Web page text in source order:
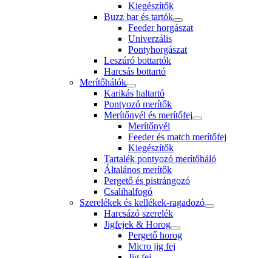
Kiegészítők
Buzz bar és tartók
Feeder horgászat
Univerzális
Pontyhorgászat
Leszúró bottartók
Harcsás bottartó
Merítőhálók
Karikás haltartó
Pontyozó merítők
Merítőnyél és merítőfej
Merítőnyél
Feeder és match merítőfej
Kiegészítők
Tartalék pontyozó merítőháló
Általános merítők
Pergető és pistrángozó
Csalihalfogó
Szerelékek és kellékek-ragadozó
Harcsázó szerelék
Jigfejek & Horog
Pergető horog
Micro jig fej